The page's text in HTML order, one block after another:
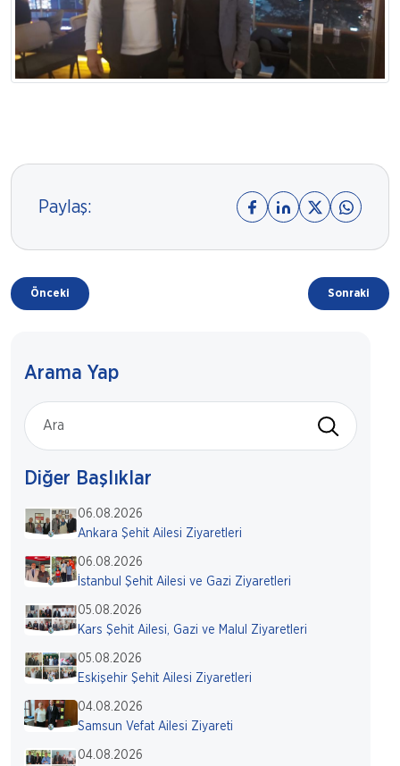
Paylaş:
Önceki Sonraki
Arama Yap
Diğer Başlıklar
06.08.2026
Ankara Şehit Ailesi Ziyaretleri
06.08.2026
İstanbul Şehit Ailesi ve Gazi Ziyaretleri
05.08.2026
Kars Şehit Ailesi, Gazi ve Malul Ziyaretleri
05.08.2026
Eskişehir Şehit Ailesi Ziyaretleri
04.08.2026
Samsun Vefat Ailesi Ziyareti
04.08.2026